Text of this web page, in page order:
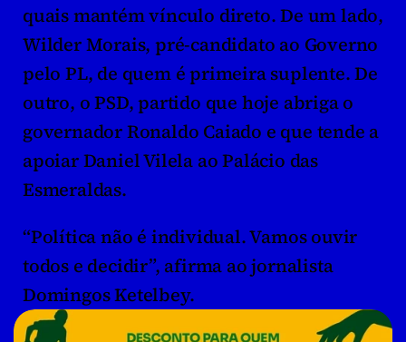
quais mantém vínculo direto. De um lado,
Wilder Morais, pré-candidato ao Governo
pelo PL, de quem é primeira suplente. De
outro, o PSD, partido que hoje abriga o
governador Ronaldo Caiado e que tende a
apoiar Daniel Vilela ao Palácio das
Esmeraldas.
“Política não é individual. Vamos ouvir
todos e decidir”, afirma ao jornalista
Domingos Ketelbey.